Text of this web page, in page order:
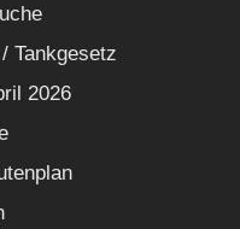
Tankgesetz
2026